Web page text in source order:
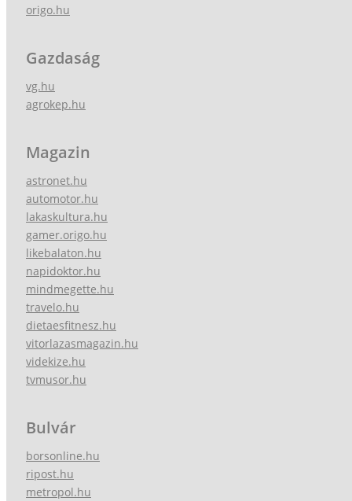
origo.hu
Gazdaság
vg.hu
agrokep.hu
Magazin
astronet.hu
automotor.hu
lakaskultura.hu
gamer.origo.hu
likebalaton.hu
napidoktor.hu
mindmegette.hu
travelo.hu
dietaesfitnesz.hu
vitorlazasmagazin.hu
videkize.hu
tvmusor.hu
Bulvár
borsonline.hu
ripost.hu
metropol.hu